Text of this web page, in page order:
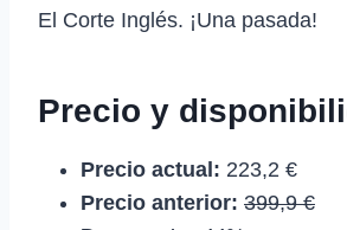
El Corte Inglés. ¡Una pasada!
Precio y
Precio actual: 223,2 €
Precio anterior: 399,9 €